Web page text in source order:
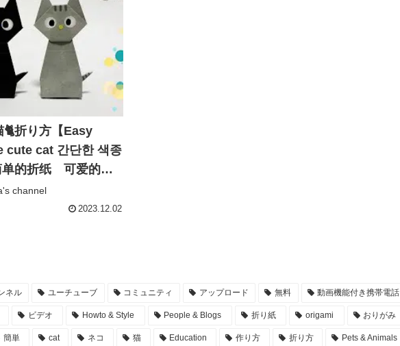
🐈折り方【Easy
cute cat 간단한 색종
单的折纸 可爱的小
– Origami
channel
2023.12.02
ネル ユーチューブ コミュニティ アップロード 無料 動画機能付き携帯電話
ビデオ Howto & Style People & Blogs 折り紙 origami おりがみ
簡単 cat ネコ 猫 Education 作り方 折り方 Pets & Animals